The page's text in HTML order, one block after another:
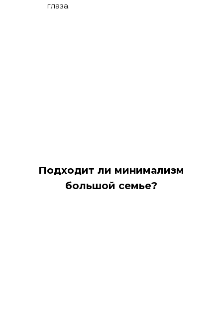
глаза.
Подходит ли минимализм
большой семье?